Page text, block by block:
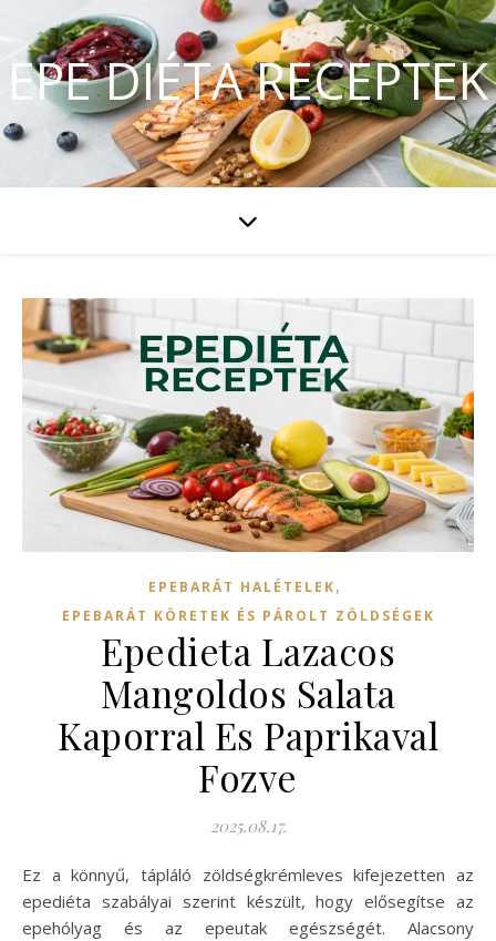
EPE DIÉTA RECEPTEK
EPEBARÁT HALÉTELEK,
EPEBARÁT KÖRETEK ÉS PÁROLT ZÖLDSÉGEK
Epedieta Lazacos
Mangoldos Salata
Kaporral Es Paprikaval
Fozve
2025.08.17.
Ez a könnyű, tápláló zöldségkrémleves kifejezetten az
epediéta szabályai szerint készült, hogy elősegítse az
epehólyag és az epeutak egészségét. Alacsony